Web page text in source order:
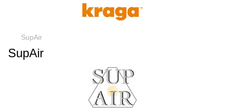
SupAir
SupAir